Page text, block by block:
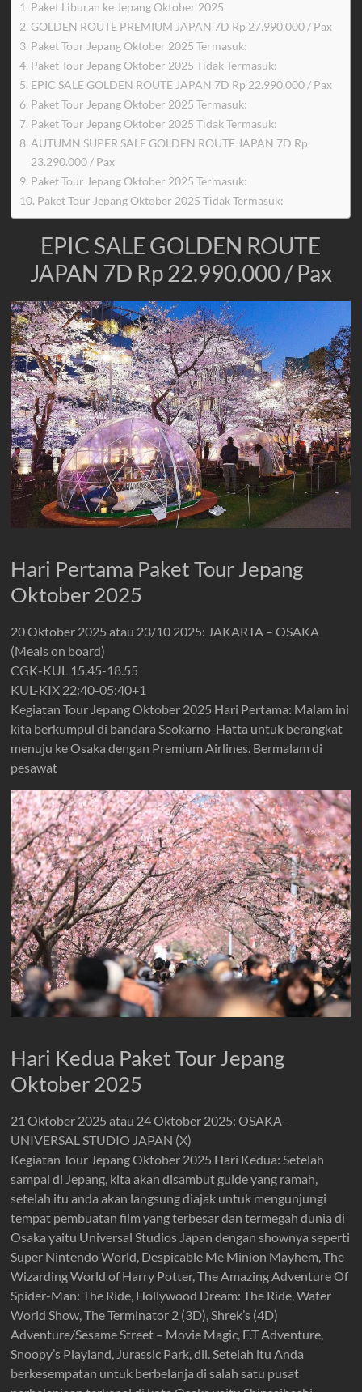
Paket Liburan ke Jepang Oktober 2025
GOLDEN ROUTE PREMIUM JAPAN 7D Rp 27.990.000 / Pax
Paket Tour Jepang Oktober 2025 Termasuk:
Paket Tour Jepang Oktober 2025 Tidak Termasuk:
EPIC SALE GOLDEN ROUTE JAPAN 7D Rp 22.990.000 / Pax
Paket Tour Jepang Oktober 2025 Termasuk:
Paket Tour Jepang Oktober 2025 Tidak Termasuk:
AUTUMN SUPER SALE GOLDEN ROUTE JAPAN 7D Rp
23.290.000 / Pax
Paket Tour Jepang Oktober 2025 Termasuk:
Paket Tour Jepang Oktober 2025 Tidak Termasuk:
EPIC SALE GOLDEN ROUTE
JAPAN 7D Rp 22.990.000 / Pax
Hari Pertama Paket Tour Jepang
Oktober 2025
20 Oktober 2025 atau 23/10 2025: JAKARTA – OSAKA
(Meals on board)
CGK-KUL 15.45-18.55
KUL-KIX 22:40-05:40+1
Kegiatan Tour Jepang Oktober 2025 Hari Pertama: Malam ini
kita berkumpul di bandara Seokarno-Hatta untuk berangkat
menuju ke Osaka dengan Premium Airlines. Bermalam di
pesawat
Hari Kedua Paket Tour Jepang
Oktober 2025
21 Oktober 2025 atau 24 Oktober 2025: OSAKA-
UNIVERSAL STUDIO JAPAN (X)
Kegiatan Tour Jepang Oktober 2025 Hari Kedua: Setelah
sampai di Jepang, kita akan disambut guide yang ramah,
setelah itu anda akan langsung diajak untuk mengunjungi
tempat pembuatan film yang terbesar dan termegah dunia di
Osaka yaitu Universal Studios Japan dengan shownya seperti
Super Nintendo World, Despicable Me Minion Mayhem, The
Wizarding World of Harry Potter, The Amazing Adventure Of
Spider-Man: The Ride, Hollywood Dream: The Ride, Water
World Show, The Terminator 2 (3D), Shrek’s (4D)
Adventure/Sesame Street – Movie Magic, E.T Adventure,
Snoopy’s Playland, Jurassic Park, dll. Setelah itu Anda
berkesempatan untuk berbelanja di salah satu pusat